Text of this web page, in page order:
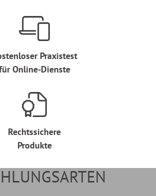
Praxistest
Online-Dienste
Rechtssichere
Produkte